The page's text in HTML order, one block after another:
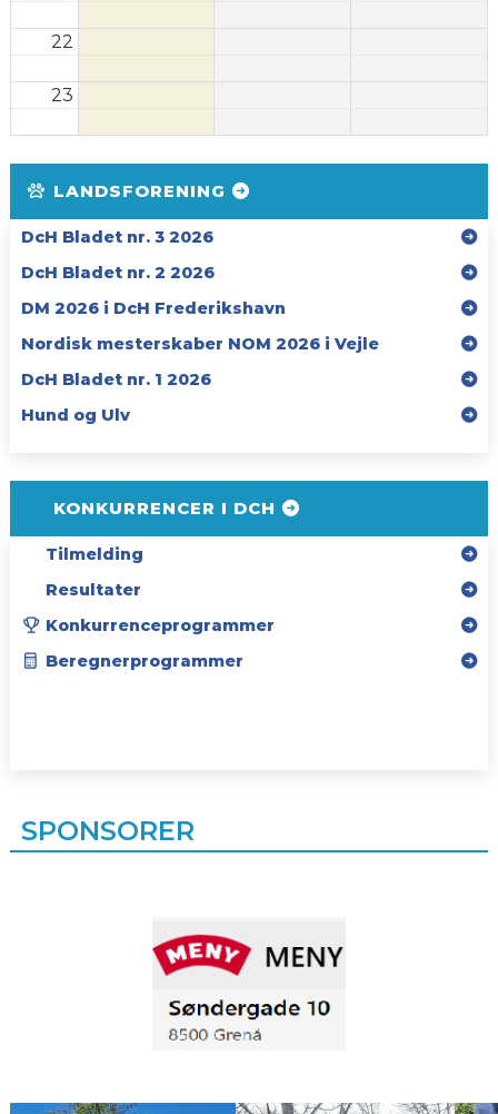
22
23
LANDSFORENING
DcH Bladet nr. 3 2026
DcH Bladet nr. 2 2026
DM 2026 i DcH Frederikshavn
Nordisk mesterskaber NOM 2026 i Vejle
DcH Bladet nr. 1 2026
Hund og Ulv
KONKURRENCER I DCH
Tilmelding
Resultater
Konkurrenceprogrammer
Beregnerprogrammer
SPONSORER